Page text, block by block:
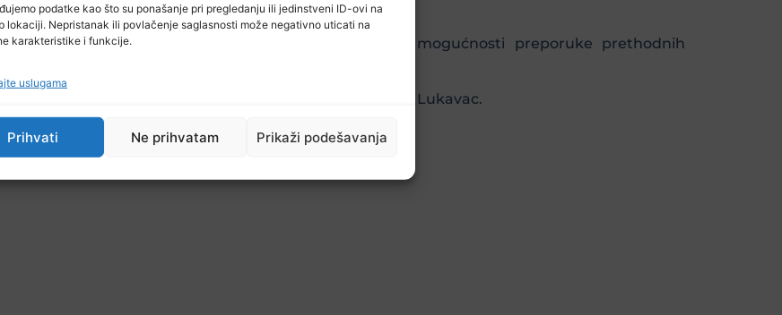
podatke kao što su ponašanje pri pregledanju ili jedinstveni ID-ovi na
lokaciji. Nepristanak ili povlačenje saglasnosti može negativno uticati na
karakteristike i funkcije.
uslugama
Prihvati Ne prihvatam Prikaži podešavanja
priložiti: CV, kopiju diplome, kraću biografiju, po mogućnosti preporuke prethodnih
Ferhem doo, Magistralni put bb Bistarac, 75 300 Lukavac.
na intervju.